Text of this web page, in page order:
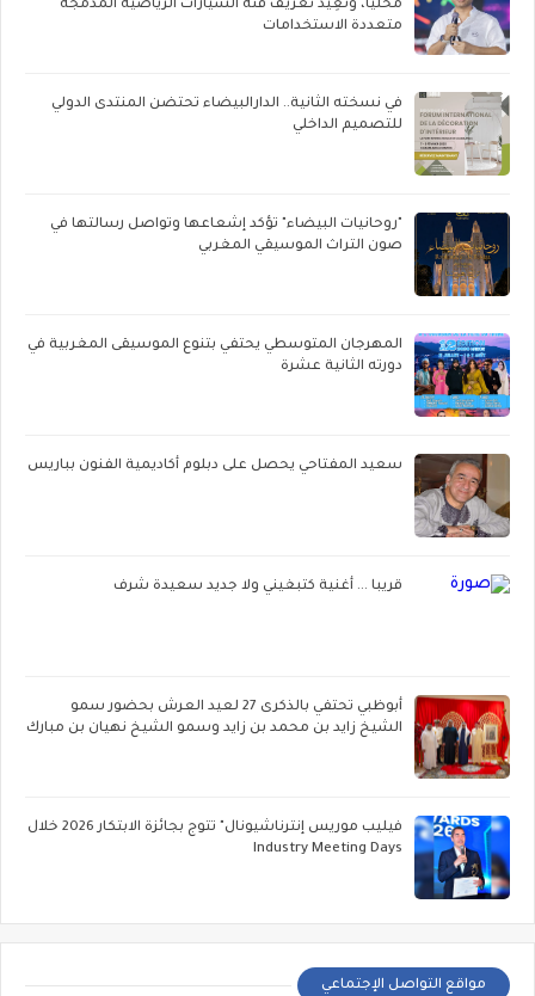
محليًا، وتُعِيد تعريف فئة السيارات الرياضية المدمجة
متعددة الاستخدامات
في نسخته الثانية.. الدارالبيضاء تحتضن المنتدى الدولي
للتصميم الداخلي
"روحانيات البيضاء" تؤكد إشعاعها وتواصل رسالتها في
صون التراث الموسيقي المغربي
المهرجان المتوسطي يحتفي بتنوع الموسيقى المغربية في
دورته الثانية عشرة
سعيد المفتاحي يحصل على دبلوم أكاديمية الفنون بباريس
قريبا ... أغنية كتبغيني ولا جديد سعيدة شرف
أبوظبي تحتفي بالذكرى 27 لعيد العرش بحضور سمو
الشيخ زايد بن محمد بن زايد وسمو الشيخ نهيان بن مبارك
فيليب موريس إنترناشيونال" تتوج بجائزة الابتكار 2026 خلال
Industry Meeting Days
مواقع التواصل الإجتماعي